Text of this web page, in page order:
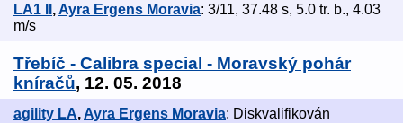
LA1 II ,Ayra Ergens Moravia: 3/11, 37.48 s, 5.0 tr. b., 4.03
m/s
Třebíč - Calibra special - Moravský pohár
kníračů, 12. 05. 2018
agility LA, Ayra Ergens Moravia: Diskvalifikován